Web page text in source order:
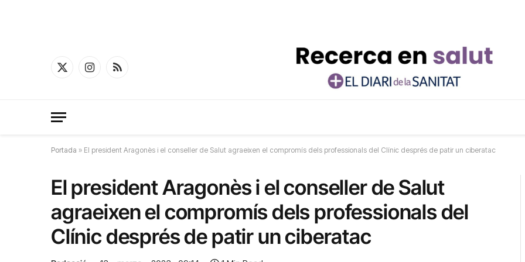
X
InstagramRSS
Portada » El president Aragonès i el conseller de Salut agraeixen el compromís dels professionals del Clínic després de patir un ciberatac
El president Aragonès i el conseller de Salut
agraeixen el compromís dels professionals del
Clínic després de patir un ciberatac